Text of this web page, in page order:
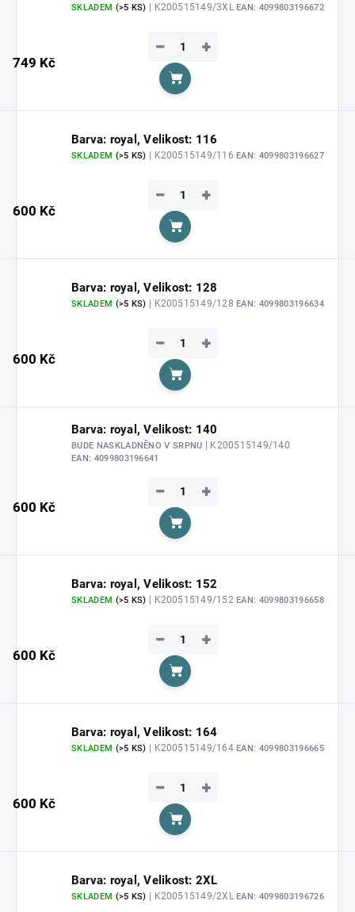
SKLADEM (>5 KS) | K200515149/3XLEAN: 4099803196672
749 Kč
+
−
Do košíku
Barva: royal, Velikost: 116
SKLADEM (>5 KS) | K200515149/116EAN: 4099803196627
600 Kč
+
−
Do košíku
Barva: royal, Velikost: 128
SKLADEM (>5 KS) | K200515149/128EAN: 4099803196634
600 Kč
+
−
Do košíku
Barva: royal, Velikost: 140
BUDE NASKLADNĚNO V SRPNU | K200515149/140
EAN: 4099803196641
600 Kč
+
−
Do košíku
Barva: royal, Velikost: 152
SKLADEM (>5 KS) | K200515149/152EAN: 4099803196658
600 Kč
+
−
Do košíku
Barva: royal, Velikost: 164
SKLADEM (>5 KS) | K200515149/164EAN: 4099803196665
600 Kč
+
−
Do košíku
Barva: royal, Velikost: 2XL
SKLADEM (>5 KS) | K200515149/2XLEAN: 4099803196726